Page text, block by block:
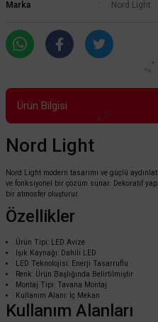
Marka
Nord Light
Ürün Bilgisi
Nord Light
Nord Light modern tasarımı ve güçlü
ve fonksiyonel bir çözüm sunar. Dekoratif
bir atmosfer oluşturur.
Özellikler
Ürün Tipi: LED Avize
Işık Kaynağı: Dahili LED
LED Teknolojisi: Enerji Tasarruflu
Renk: Ürün Başlığında Belirtilmiştir
Montaj Tipi: Tavana Montaj
Kullanım Alanı: İç Mekan
Kullanım Alanları